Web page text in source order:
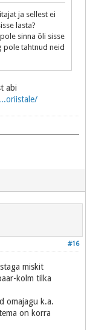
ja sellest ei
lasta?
sinna õli sisse
pole tahtnud neid
abi
#16
miskit
kolm tilka
omajagu k.a.
on korra